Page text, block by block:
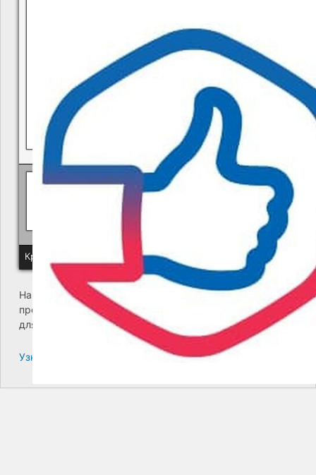
В квитанциях ошибки, в подъезде мусор, сотрудники
Политика КГУП "Камчатский водоканал" в отношении
Краевое государственное унитарное предприятие
На сайте возникла критическая ошибка. Пожалуйста,
проверьте входящие сообщения почты администратора
для дальнейших инструкций.
Узнайте больше про решение проблем с WordPress.